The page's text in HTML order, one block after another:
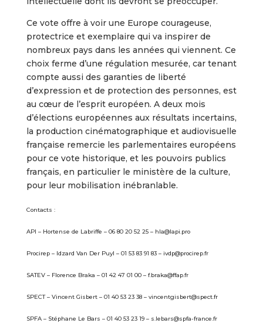
Ce vote offre à voir une Europe courageuse,
protectrice et exemplaire qui va inspirer de
nombreux pays dans les années qui viennent. Ce
choix ferme d’une régulation mesurée, car tenant
compte aussi des garanties de liberté
d’expression et de protection des personnes, est
au cœur de l’esprit européen. A deux mois
d’élections européennes aux résultats incertains,
la production cinématographique et audiovisuelle
française remercie les parlementaires européens
pour ce vote historique, et les pouvoirs publics
français, en particulier le ministère de la culture,
pour leur mobilisation inébranlable.
Contacts :
API – Hortense de Labriffe – 06 80 20 52 25 – hla@lapi.pro
Procirep – Idzard Van Der Puyl – 01 53 83 91 83 – ivdp@procirep.fr
SATEV – Florence Braka – 01 42 47 01 00 – f.braka@ffap.fr
SPECT – Vincent Gisbert – 01 40 53 23 38 – vincentgisbert@spect.fr
SPFA – Stéphane Le Bars – 01 40 53 23 19 – s.lebars@spfa-france.fr